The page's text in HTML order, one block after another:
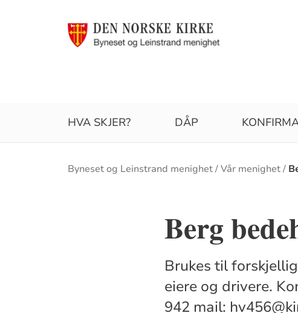
HVA SKJER? DÅP
Brødsmulesti
Byneset og Leinstrand menighet Vår menighet
Berg
Brukes til
eiere og drivere.
942 mail: